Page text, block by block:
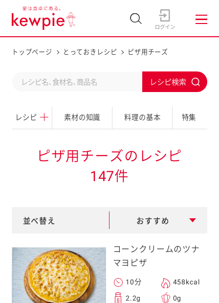
トップページ とっておきレシピ ピザ用チーズ
レシピ 素材の知識 料理の基本 特集
d
r
c
h
b
ピザ用チーズのレシピ
147件
並べ替え おすすめ
コーンクリームのツナ
マヨピザ
10分 458kcal
2.2g 0g